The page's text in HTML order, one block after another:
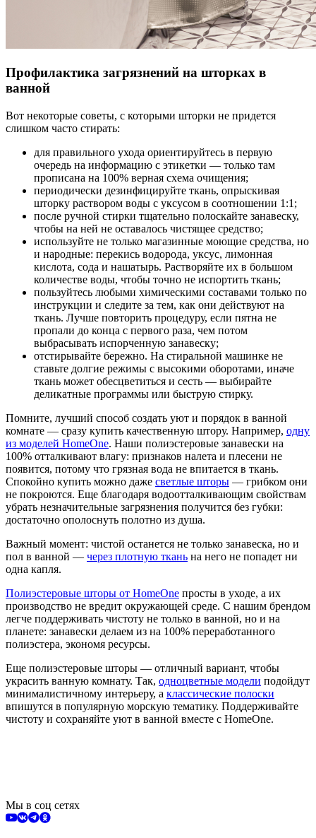
Профилактика загрязнений на шторках в
ванной
Вот некоторые советы, с которыми шторки не придется
слишком часто стирать:
для правильного ухода ориентируйтесь в первую
очередь на информацию с этикетки — только там
прописана на 100% верная схема очищения;
периодически дезинфицируйте ткань, опрыскивая
шторку раствором воды с уксусом в соотношении 1:1;
после ручной стирки тщательно полоскайте занавеску,
чтобы на ней не оставалось чистящее средство;
используйте не только магазинные моющие средства, но
и народные: перекись водорода, уксус, лимонная
кислота, сода и нашатырь. Растворяйте их в большом
количестве воды, чтобы точно не испортить ткань;
пользуйтесь любыми химическими составами только по
инструкции и следите за тем, как они действуют на
ткань. Лучше повторить процедуру, если пятна не
пропали до конца с первого раза, чем потом
выбрасывать испорченную занавеску;
отстирывайте бережно. На стиральной машинке не
ставьте долгие режимы с высокими оборотами, иначе
ткань может обесцветиться и сесть — выбирайте
деликатные программы или быструю стирку.
Помните, лучший способ создать уют и порядок в ванной
комнате — сразу купить качественную штору. Например, одну
из моделей HomeOne. Наши полиэстеровые занавески на
100% отталкивают влагу: признаков налета и плесени не
появится, потому что грязная вода не впитается в ткань.
Спокойно купить можно даже светлые шторы — грибком они
не покроются. Еще благодаря водоотталкивающим свойствам
убрать незначительные загрязнения получится без губки:
достаточно ополоснуть полотно из душа.
Важный момент: чистой останется не только занавеска, но и
пол в ванной — через плотную ткань на него не попадет ни
одна капля.
Полиэстеровые шторы от HomeOne просты в уходе, а их
производство не вредит окружающей среде. С нашим брендом
легче поддерживать чистоту не только в ванной, но и на
планете: занавески делаем из на 100% переработанного
полиэстера, экономя ресурсы.
Еще полиэстеровые шторы — отличный вариант, чтобы
украсить ванную комнату. Так, одноцветные модели подойдут
минималистичному интерьеру, а классические полоски
впишутся в популярную морскую тематику. Поддерживайте
чистоту и сохраняйте уют в ванной вместе с HomeOne.
Мы в соц сетях